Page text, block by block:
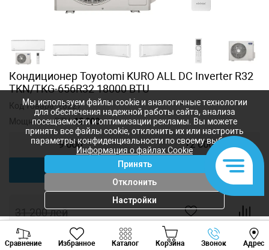
Кондиционер Toyotomi KURO ALL DC Inverter R32
TKN/TKG-656R32 18000 BTU
Код товара:28227
Мощность, BTU:18 000
9 000 12 000
31 200лей
26 000 лей
Сравнение Избранное Каталог Корзина Звонок Адрес
Viber Whatsapp
Мы используем файлы cookie и аналогичные технологии
для обеспечения надежной работы сайта, анализа
посещаемости и оптимизации рекламы. Вы можете
принять все файлы cookie, отклонить их или настроить
параметры конфиденциальности по своему выбору.
Информация о файлах Cookie
Принять
Отклонить
Настройки